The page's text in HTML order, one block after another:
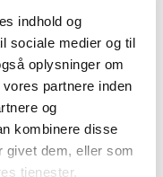
indhold og
sociale medier og til
oplysninger om
partnere inden
og
kombinere disse
givet dem, eller som
tjenester.
ikke er korrekt
som ligger
stedet og billedet